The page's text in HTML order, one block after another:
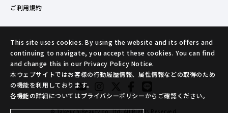
ご利用規約
© TakeuchiBeauty co.,ltd. All Rights Reserved.
This site uses cookies. By using the website and its offers and
continuing to navigate, you accept these cookies. You can find
and change this in our Privacy Policy Notice.
本ウェブサイトではお客様の行動履歴情報、属性情報などの取得のため
の機能を利用しております。
各機能の詳細についてはプライバシーポリシーからご確認ください。